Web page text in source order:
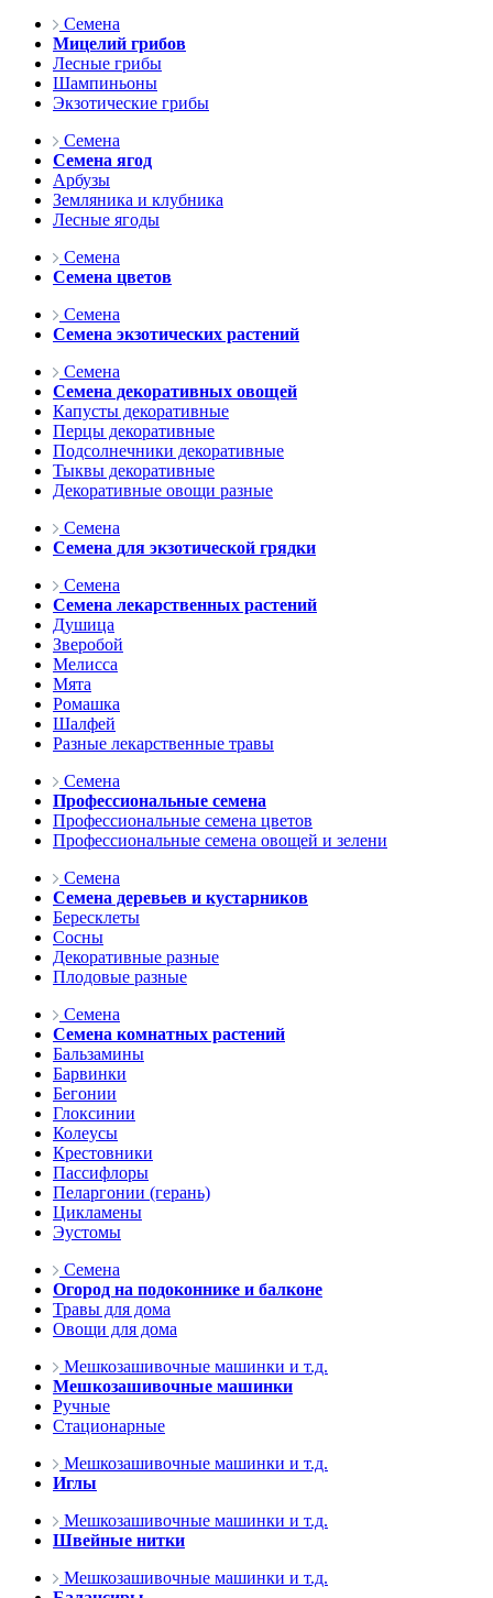
Семена
Мицелий грибов
Лесные грибы
Шампиньоны
Экзотические грибы
Семена
Семена ягод
Арбузы
Земляника и клубника
Лесные ягоды
Семена
Семена цветов
Семена
Семена экзотических растений
Семена
Семена декоративных овощей
Капусты декоративные
Перцы декоративные
Подсолнечники декоративные
Тыквы декоративные
Декоративные овощи разные
Семена
Семена для экзотической грядки
Семена
Семена лекарственных растений
Душица
Зверобой
Мелисса
Мята
Ромашка
Шалфей
Разные лекарственные травы
Семена
Профессиональные семена
Профессиональные семена цветов
Профессиональные семена овощей и зелени
Семена
Семена деревьев и кустарников
Бересклеты
Сосны
Декоративные разные
Плодовые разные
Семена
Семена комнатных растений
Бальзамины
Барвинки
Бегонии
Глоксинии
Колеусы
Крестовники
Пассифлоры
Пеларгонии (герань)
Цикламены
Эустомы
Семена
Огород на подоконнике и балконе
Травы для дома
Овощи для дома
Мешкозашивочные машинки и т.д.
Мешкозашивочные машинки
Ручные
Стационарные
Мешкозашивочные машинки и т.д.
Иглы
Мешкозашивочные машинки и т.д.
Швейные нитки
Мешкозашивочные машинки и т.д.